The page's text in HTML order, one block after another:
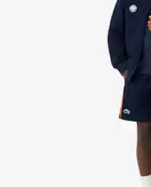
SECAR COLGADO